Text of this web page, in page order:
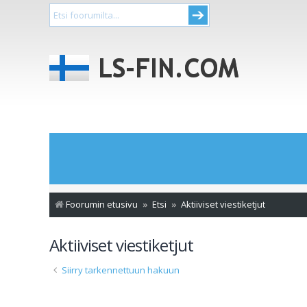
Foorumin etusivu Etsi Aktiiviset viestiketjut
Aktiiviset viestiketjut
Siirry tarkennettuun hakuun